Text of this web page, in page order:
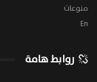
منوعات
En
روابط هامة